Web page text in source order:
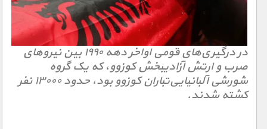
در درگیری‌های قومی‌ اواخر دهه ۱۹۹۰ بین نیروهای
صرب و ارتش آزادیبخش کوزوو، که یک گروه
شورشی آلبانیایی‌تباران کوزوو بود، حدود ۱۳۰۰۰ نفر
کشته شدند.